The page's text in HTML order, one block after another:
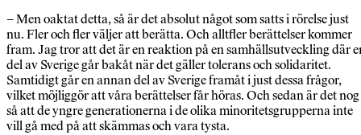
– Men oaktat detta, så är det absolut något som satts i rörelse just
nu. Fler och fler väljer att berätta. Och alltfler berättelser kommer
fram. Jag tror att det är en reaktion på en samhällsutveckling där
del av Sverige går bakåt när det gäller tolerans och solidaritet.
Samtidigt går en annan del av Sverige framåt i just dessa frågor,
vilket möjliggör att våra berättelser får höras. Och sedan är det nog
så att de yngre generationerna i de olika minoritetsgrupperna inte
vill gå med på att skämmas och vara tysta.